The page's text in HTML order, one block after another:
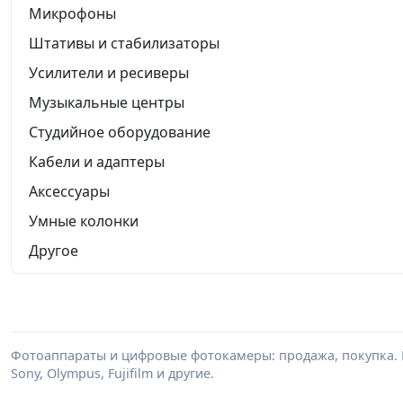
Микрофоны
Штативы и стабилизаторы
Усилители и ресиверы
Музыкальные центры
Студийное оборудование
Кабели и адаптеры
Аксессуары
Умные колонки
Другое
Фотоаппараты и цифровые фотокамеры: продажа, покупка.
Sony, Olympus, Fujifilm и другие.